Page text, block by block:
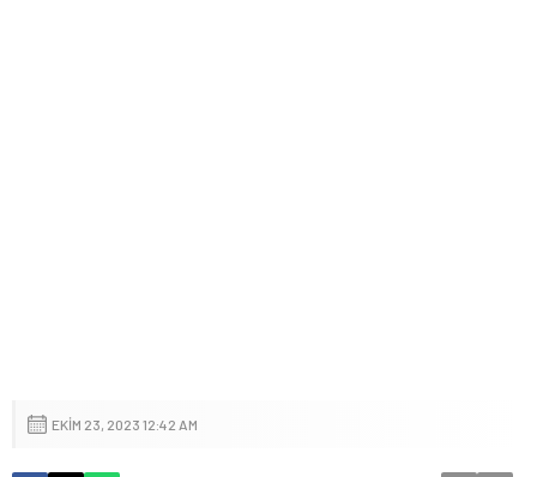
EKIM 23, 2023 12:42 AM